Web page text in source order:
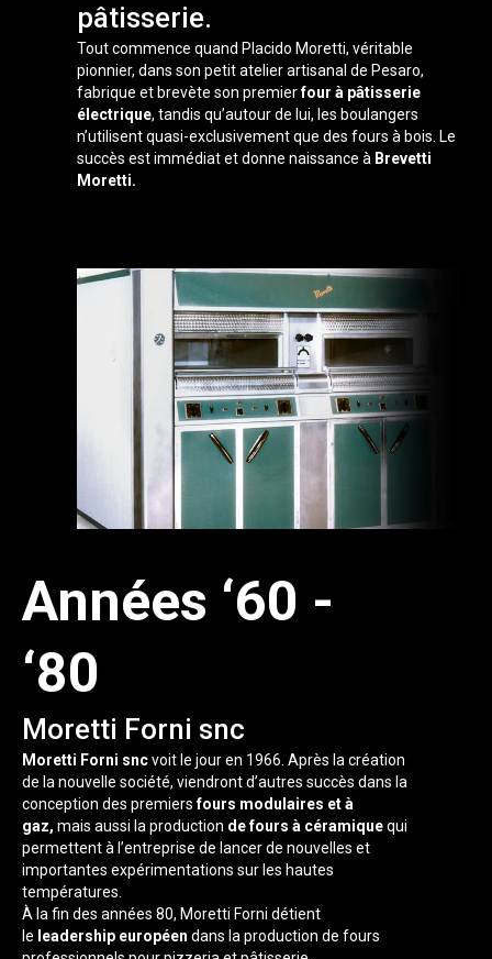
pâtisserie.
Tout commence quand Placido Moretti, véritable
pionnier, dans son petit atelier artisanal de Pesaro,
fabrique et brevète son premierfour à pâtisserie
électrique, tandis qu’autour de lui, les boulangers
n’utilisent quasi-exclusivement que des fours à bois. Le
succès est immédiat et donne naissance à Brevetti
Moretti.
Années ‘60 -
‘80
Moretti Forni snc
Moretti Forni sncvoit le jour en 1966. Après la création
de la nouvelle société, viendront d’autres succès dans la
conception des premiersfours modulaires et à
gaz, mais aussi la production de fours à céramiquequi
permettent à l’entreprise de lancer de nouvelles et
importantes expérimentations sur les hautes
températures.
À la fin des années 80, Moretti Forni détient
le leadership européen dans la production de fours